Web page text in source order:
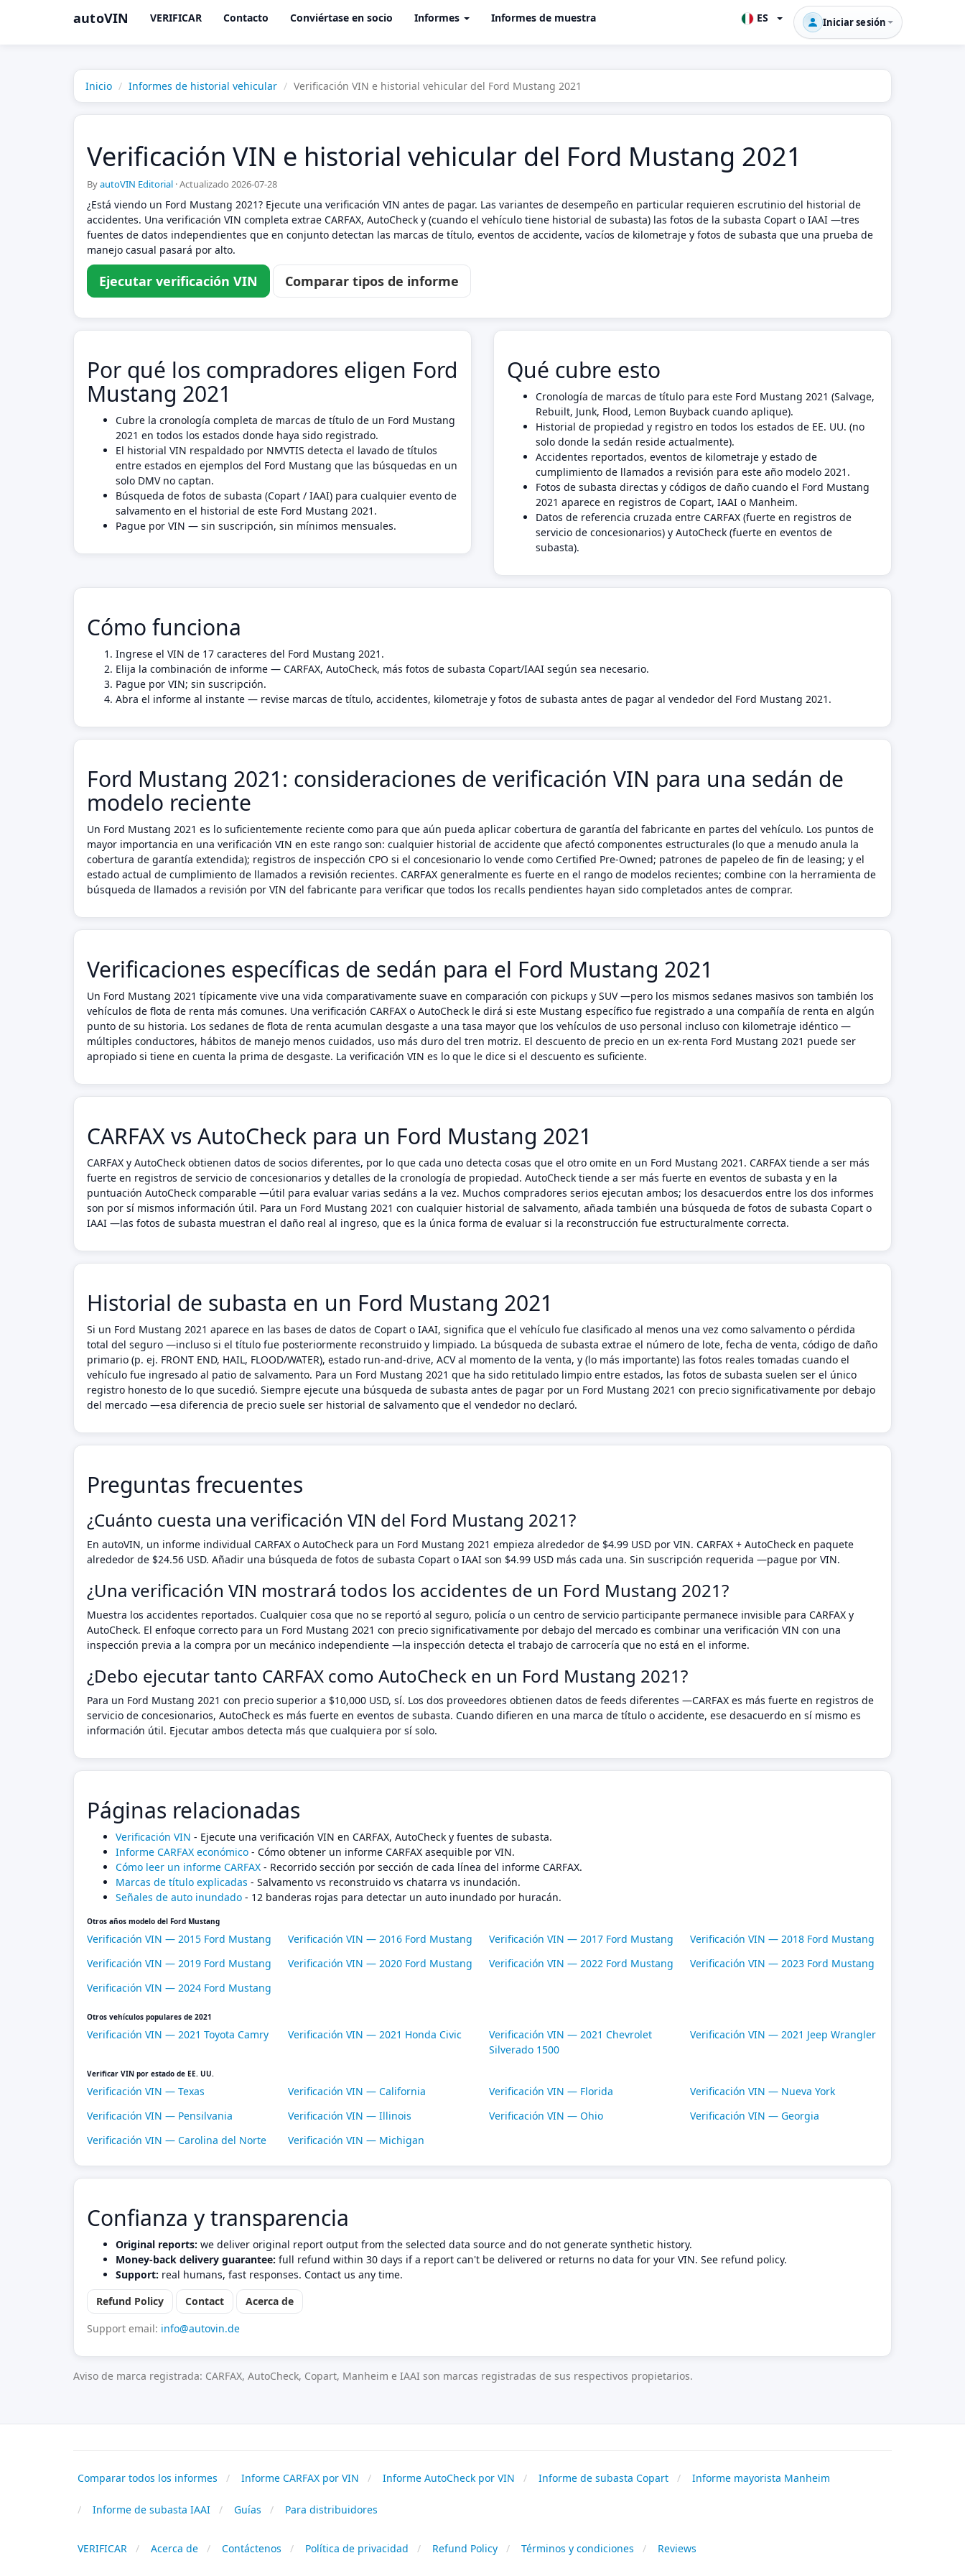
autoVIN VERIFICAR Contacto Conviértase en socio Informes Informes de muestra ES Iniciar sesión
Inicio Informes de historial vehicular Verificación VIN e historial vehicular del Ford Mustang 2021
Verificación VIN e historial vehicular del Ford Mustang 2021
ByautoVIN Editorial ·Actualizado 2026-07-28
¿Está viendo un Ford Mustang 2021? Ejecute una verificación VIN antes de pagar. Las variantes de desempeño en particular requieren escrutinio del historial de
accidentes. Una verificación VIN completa extrae CARFAX, AutoCheck y (cuando el vehículo tiene historial de subasta) las fotos de la subasta Copart o IAAI —tres
fuentes de datos independientes que en conjunto detectan las marcas de título, eventos de accidente, vacíos de kilometraje y fotos de subasta que una prueba de
manejo casual pasará por alto.
Ejecutar verificación VIN Comparar tipos de informe
Por qué los compradores eligen Ford
Mustang 2021
Cubre la cronología completa de marcas de título de un Ford Mustang
2021 en todos los estados donde haya sido registrado.
El historial VIN respaldado por NMVTIS detecta el lavado de títulos
entre estados en ejemplos del Ford Mustang que las búsquedas en un
solo DMV no captan.
Búsqueda de fotos de subasta (Copart / IAAI) para cualquier evento de
salvamento en el historial de este Ford Mustang 2021.
Pague por VIN — sin suscripción, sin mínimos mensuales.
Qué cubre esto
Cronología de marcas de título para este Ford Mustang 2021 (Salvage,
Rebuilt, Junk, Flood, Lemon Buyback cuando aplique).
Historial de propiedad y registro en todos los estados de EE. UU. (no
solo donde la sedán reside actualmente).
Accidentes reportados, eventos de kilometraje y estado de
cumplimiento de llamados a revisión para este año modelo 2021.
Fotos de subasta directas y códigos de daño cuando el Ford Mustang
2021 aparece en registros de Copart, IAAI o Manheim.
Datos de referencia cruzada entre CARFAX (fuerte en registros de
servicio de concesionarios) y AutoCheck (fuerte en eventos de
subasta).
Cómo funciona
Ingrese el VIN de 17 caracteres del Ford Mustang 2021.
Elija la combinación de informe — CARFAX, AutoCheck, más fotos de subasta Copart/IAAI según sea necesario.
Pague por VIN; sin suscripción.
Abra el informe al instante — revise marcas de título, accidentes, kilometraje y fotos de subasta antes de pagar al vendedor del Ford Mustang 2021.
Ford Mustang 2021: consideraciones de verificación VIN para una sedán de
modelo reciente
Un Ford Mustang 2021 es lo suficientemente reciente como para que aún pueda aplicar cobertura de garantía del fabricante en partes del vehículo. Los puntos de
mayor importancia en una verificación VIN en este rango son: cualquier historial de accidente que afectó componentes estructurales (lo que a menudo anula la
cobertura de garantía extendida); registros de inspección CPO si el concesionario lo vende como Certified Pre-Owned; patrones de papeleo de fin de leasing; y el
estado actual de cumplimiento de llamados a revisión recientes. CARFAX generalmente es fuerte en el rango de modelos recientes; combine con la herramienta de
búsqueda de llamados a revisión por VIN del fabricante para verificar que todos los recalls pendientes hayan sido completados antes de comprar.
Verificaciones específicas de sedán para el Ford Mustang 2021
Un Ford Mustang 2021 típicamente vive una vida comparativamente suave en comparación con pickups y SUV —pero los mismos sedanes masivos son también los
vehículos de flota de renta más comunes. Una verificación CARFAX o AutoCheck le dirá si este Mustang específico fue registrado a una compañía de renta en algún
punto de su historia. Los sedanes de flota de renta acumulan desgaste a una tasa mayor que los vehículos de uso personal incluso con kilometraje idéntico —
múltiples conductores, hábitos de manejo menos cuidados, uso más duro del tren motriz. El descuento de precio en un ex-renta Ford Mustang 2021 puede ser
apropiado si tiene en cuenta la prima de desgaste. La verificación VIN es lo que le dice si el descuento es suficiente.
CARFAX vs AutoCheck para un Ford Mustang 2021
CARFAX y AutoCheck obtienen datos de socios diferentes, por lo que cada uno detecta cosas que el otro omite en un Ford Mustang 2021. CARFAX tiende a ser más
fuerte en registros de servicio de concesionarios y detalles de la cronología de propiedad. AutoCheck tiende a ser más fuerte en eventos de subasta y en la
puntuación AutoCheck comparable —útil para evaluar varias sedáns a la vez. Muchos compradores serios ejecutan ambos; los desacuerdos entre los dos informes
son por sí mismos información útil. Para un Ford Mustang 2021 con cualquier historial de salvamento, añada también una búsqueda de fotos de subasta Copart o
IAAI —las fotos de subasta muestran el daño real al ingreso, que es la única forma de evaluar si la reconstrucción fue estructuralmente correcta.
Historial de subasta en un Ford Mustang 2021
Si un Ford Mustang 2021 aparece en las bases de datos de Copart o IAAI, significa que el vehículo fue clasificado al menos una vez como salvamento o pérdida
total del seguro —incluso si el título fue posteriormente reconstruido y limpiado. La búsqueda de subasta extrae el número de lote, fecha de venta, código de daño
primario (p. ej. FRONT END, HAIL, FLOOD/WATER), estado run-and-drive, ACV al momento de la venta, y (lo más importante) las fotos reales tomadas cuando el
vehículo fue ingresado al patio de salvamento. Para un Ford Mustang 2021 que ha sido retitulado limpio entre estados, las fotos de subasta suelen ser el único
registro honesto de lo que sucedió. Siempre ejecute una búsqueda de subasta antes de pagar por un Ford Mustang 2021 con precio significativamente por debajo
del mercado —esa diferencia de precio suele ser historial de salvamento que el vendedor no declaró.
Preguntas frecuentes
¿Cuánto cuesta una verificación VIN del Ford Mustang 2021?
En autoVIN, un informe individual CARFAX o AutoCheck para un Ford Mustang 2021 empieza alrededor de $4.99 USD por VIN. CARFAX + AutoCheck en paquete
alrededor de $24.56 USD. Añadir una búsqueda de fotos de subasta Copart o IAAI son $4.99 USD más cada una. Sin suscripción requerida —pague por VIN.
¿Una verificación VIN mostrará todos los accidentes de un Ford Mustang 2021?
Muestra los accidentes reportados. Cualquier cosa que no se reportó al seguro, policía o un centro de servicio participante permanece invisible para CARFAX y
AutoCheck. El enfoque correcto para un Ford Mustang 2021 con precio significativamente por debajo del mercado es combinar una verificación VIN con una
inspección previa a la compra por un mecánico independiente —la inspección detecta el trabajo de carrocería que no está en el informe.
¿Debo ejecutar tanto CARFAX como AutoCheck en un Ford Mustang 2021?
Para un Ford Mustang 2021 con precio superior a $10,000 USD, sí. Los dos proveedores obtienen datos de feeds diferentes —CARFAX es más fuerte en registros de
servicio de concesionarios, AutoCheck es más fuerte en eventos de subasta. Cuando difieren en una marca de título o accidente, ese desacuerdo en sí mismo es
información útil. Ejecutar ambos detecta más que cualquiera por sí solo.
Páginas relacionadas
Verificación VIN - Ejecute una verificación VIN en CARFAX, AutoCheck y fuentes de subasta.
Informe CARFAX económico - Cómo obtener un informe CARFAX asequible por VIN.
Cómo leer un informe CARFAX - Recorrido sección por sección de cada línea del informe CARFAX.
Marcas de título explicadas - Salvamento vs reconstruido vs chatarra vs inundación.
Señales de auto inundado - 12 banderas rojas para detectar un auto inundado por huracán.
Otros años modelo del Ford Mustang
Verificación VIN — 2015 Ford Mustang Verificación VIN — 2016 Ford Mustang Verificación VIN — 2017 Ford Mustang
Verificación VIN — 2018 Ford Mustang
Verificación VIN — 2019 Ford Mustang
Verificación VIN — 2020 Ford Mustang Verificación VIN — 2022 Ford Mustang
Verificación VIN — 2023 Ford Mustang
Verificación VIN — 2024 Ford Mustang
Otros vehículos populares de 2021
Verificación VIN — 2021 Toyota Camry Verificación VIN — 2021 Honda Civic
Verificación VIN — 2021 Chevrolet
Silverado 1500
Verificación VIN — 2021 Jeep Wrangler
Verificar VIN por estado de EE. UU.
Verificación VIN — Texas Verificación VIN — California Verificación VIN — Florida
Verificación VIN — Nueva York
Verificación VIN — Pensilvania
Verificación VIN — Illinois Verificación VIN — Ohio
Verificación VIN — Georgia
Verificación VIN — Carolina del Norte
Verificación VIN — Michigan
Confianza y transparencia
Original reports: we deliver original report output from the selected data source and do not generate synthetic history.
Money-back delivery guarantee: full refund within 30 days if a report can't be delivered or returns no data for your VIN. See refund policy.
Support: real humans, fast responses. Contact us any time.
Refund Policy
Contact
Acerca de
Support email: info@autovin.de
Aviso de marca registrada: CARFAX, AutoCheck, Copart, Manheim e IAAI son marcas registradas de sus respectivos propietarios.
Comparar todos los informes Informe CARFAX por VIN Informe AutoCheck por VIN Informe de subasta Copart Informe mayorista Manheim
Informe de subasta IAAI Guías Para distribuidores
VERIFICAR Acerca de Contáctenos Política de privacidad Refund Policy Términos y condiciones Reviews